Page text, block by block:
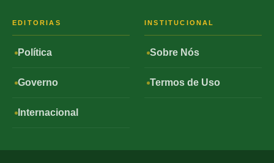
EDITORIAS
Política
Governo
Internacional
INSTITUCIONAL
Sobre Nós
Termos de Uso